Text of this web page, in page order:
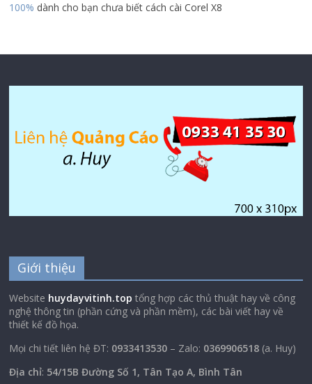
100% dành cho bạn chưa biết cách cài Corel X8
Giới thiệu
Website huydayvitinh.top tổng hợp các thủ thuật hay về công
nghệ thông tin (phần cứng và phần mềm), các bài viết hay về
thiết kế đồ họa.
Mọi chi tiết liên hệ ĐT: 0933413530 – Zalo: 0369906518 (a. Huy)
Địa chỉ: 54/15B Đường Số 1, Tân Tạo A, Bình Tân